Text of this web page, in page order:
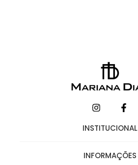
INSTITUCIONAL
INFORMAÇÕES